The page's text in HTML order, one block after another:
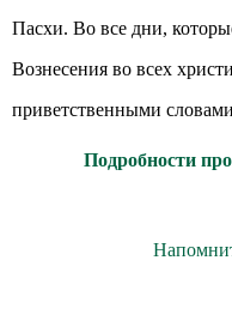
Пасхи. Во все дни,
Вознесения во всех
приветственными
Подробности